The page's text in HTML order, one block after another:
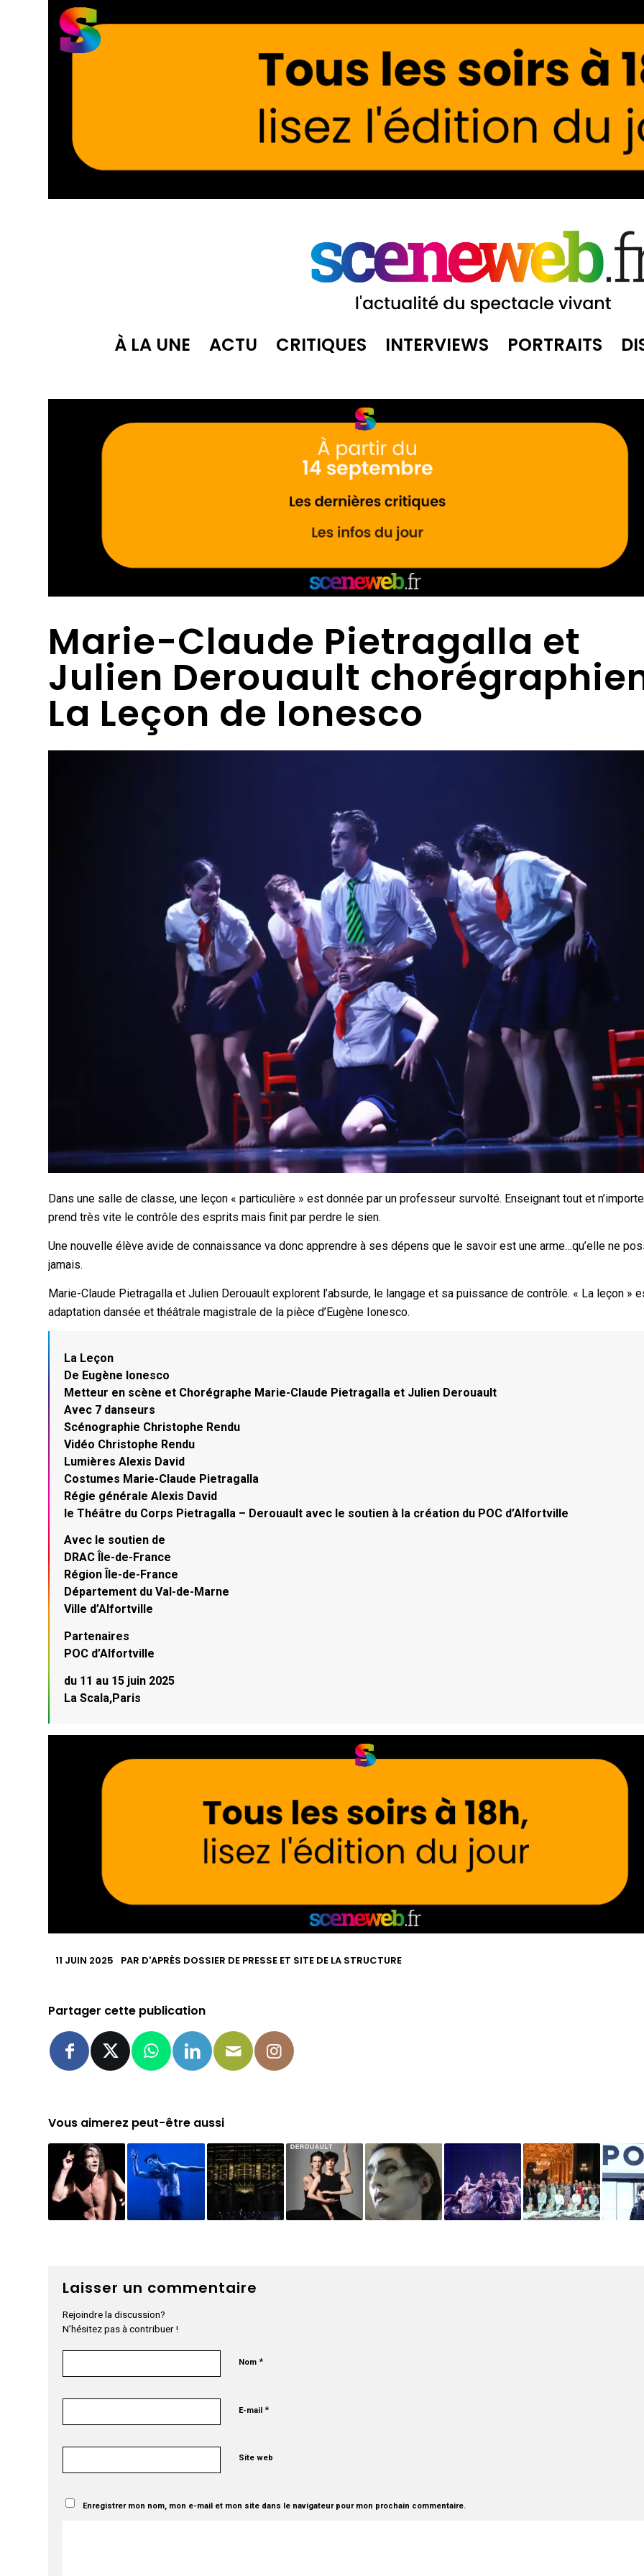
À LA UNE ACTU CRITIQUES INTERVIEWS PORTRAITS
Marie-Claude Pietragalla et
Julien Derouault
La Leçon de Ionesco
Dans une salle de classe, une leçon « particulière » est donnée par un professeur survolté. Enseignant tout et
prend très vite le contrôle des esprits mais finit par perdre le sien.
Une nouvelle élève avide de connaissance va donc apprendre à ses dépens que le savoir est une arme…qu’elle ne
jamais.
Marie-Claude Pietragalla et Julien Derouault explorent l’absurde, le langage et sa puissance de contrôle. « La leçon »
adaptation dansée et théâtrale magistrale de la pièce d’Eugène Ionesco.
La Leçon
De Eugène Ionesco
Metteur en scène et Chorégraphe Marie-Claude Pietragalla et Julien Derouault
Avec 7 danseurs
Scénographie Christophe Rendu
Vidéo Christophe Rendu
Lumières Alexis David
Costumes Marie-Claude Pietragalla
Régie générale Alexis David
le Théâtre du Corps Pietragalla – Derouault avec le soutien à la création du POC d’Alfortville
Avec le soutien de
DRAC Île-de-France
Région Île-de-France
Département du Val-de-Marne
Ville d’Alfortville
Partenaires
POC d’Alfortville
du 11 au 15 juin 2025
La Scala,Paris
11 JUIN 2025 PAR D'APRÈS DOSSIER DE PRESSE ET SITE DE LA STRUCTURE
Partager cette publication
Vous aimerez peut-être aussi
Laisser un commentaire
Rejoindre la discussion?
N’hésitez pas à contribuer !
Nom*
E-mail*
Site web
Enregistrer mon nom, mon e-mail et mon site dans le navigateur pour mon prochain commentaire.